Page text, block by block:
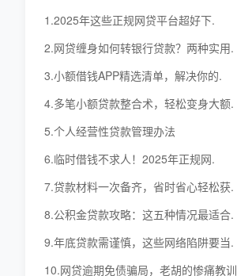
1.2025年这些正规网贷平台超好下.
2.网贷缠身如何转银行贷款？两种实用.
3.小额借钱APP精选清单，解决你的.
4.多笔小额贷款整合术，轻松变身大额.
5.个人经营性贷款管理办法
6.临时借钱不求人！2025年正规网.
7.贷款材料一次备齐，省时省心轻松获.
8.公积金贷款攻略：这五种情况最适合.
9.年底贷款需谨慎，这些网络陷阱要当.
10.网贷逾期免债骗局，老胡的惨痛教训